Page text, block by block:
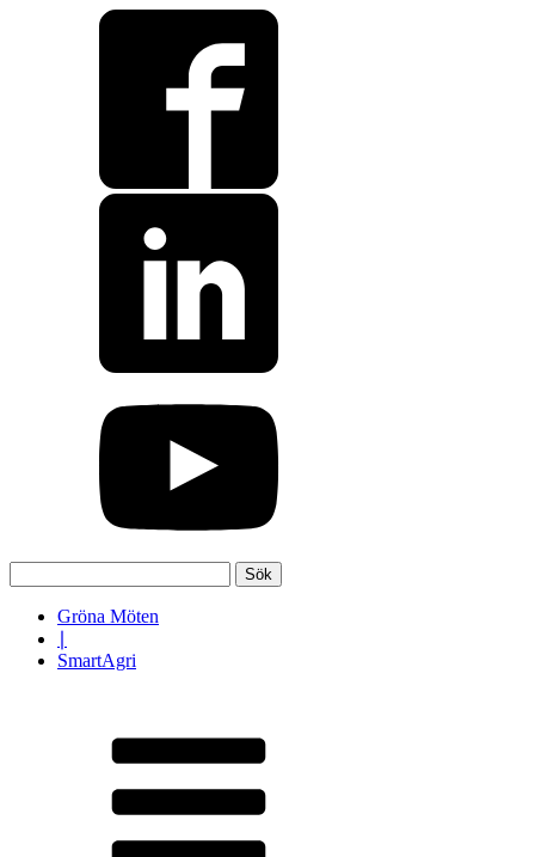
efter:
Gröna Möten
SmartAgri